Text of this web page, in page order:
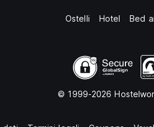
Ostelli Hotel Bed
© 1999-2026